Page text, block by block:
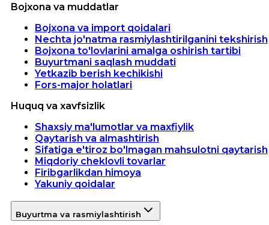
Bojxona va muddatlar
Bojxona va import qoidalari
Nechta jo'natma rasmiylashtirilganini tekshirish
Bojxona to'lovlarini amalga oshirish tartibi
Buyurtmani saqlash muddati
Yetkazib berish kechikishi
Fors-major holatlari
Huquq va xavfsizlik
Shaxsiy ma'lumotlar va maxfiylik
Qaytarish va almashtirish
Sifatiga e'tiroz bo'lmagan mahsulotni qaytarish
Miqdoriy cheklovli tovarlar
Firibgarlikdan himoya
Yakuniy qoidalar
Buyurtma va rasmiylashtirish